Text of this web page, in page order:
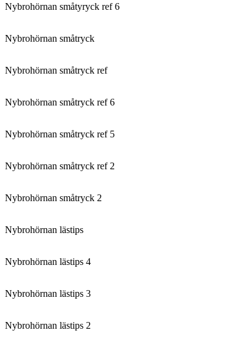
Nybrohörnan småtyryck ref 6
Nybrohörnan småtryck
Nybrohörnan småtryck ref
Nybrohörnan småtryck ref 6
Nybrohörnan småtryck ref 5
Nybrohörnan småtryck ref 2
Nybrohörnan småtryck 2
Nybrohörnan lästips
Nybrohörnan lästips 4
Nybrohörnan lästips 3
Nybrohörnan lästips 2